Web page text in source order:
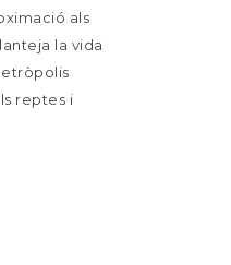
als
la vida
reptes i